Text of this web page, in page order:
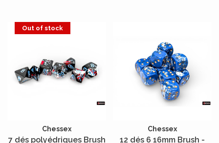
Out of stock
Chessex
7 dés polyédriques Brush
Chessex
12 dés 6 16mm Brush -